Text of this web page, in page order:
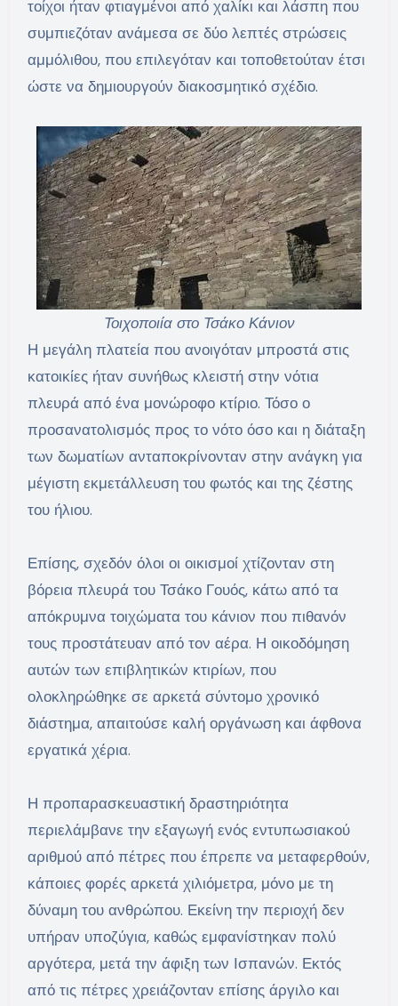
τοίχοι ήταν φτιαγμένοι από χαλίκι και λάσπη που
συμπιεζόταν ανάμεσα σε δύο λεπτές στρώσεις
αμμόλιθου, που επιλεγόταν και τοποθετούταν έτσι
ώστε να δημιουργούν διακοσμητικό σχέδιο.
Τοιχοποιία στο Τσάκο Κάνιον
Η μεγάλη πλατεία που ανοιγόταν μπροστά στις
κατοικίες ήταν συνήθως κλειστή στην νότια
πλευρά από ένα μονώροφο κτίριο. Τόσο ο
προσανατολισμός προς το νότο όσο και η διάταξη
των δωματίων ανταποκρίνονταν στην ανάγκη για
μέγιστη εκμετάλλευση του φωτός και της ζέστης
του ήλιου.
Επίσης, σχεδόν όλοι οι οικισμοί χτίζονταν στη
βόρεια πλευρά του Τσάκο Γουός, κάτω από τα
απόκρυμνα τοιχώματα του κάνιον που πιθανόν
τους προστάτευαν από τον αέρα. Η οικοδόμηση
αυτών των επιβλητικών κτιρίων, που
ολοκληρώθηκε σε αρκετά σύντομο χρονικό
διάστημα, απαιτούσε καλή οργάνωση και άφθονα
εργατικά χέρια.
Η προπαρασκευαστική δραστηριότητα
περιελάμβανε την εξαγωγή ενός εντυπωσιακού
αριθμού από πέτρες που έπρεπε να μεταφερθούν,
κάποιες φορές αρκετά χιλιόμετρα, μόνο με τη
δύναμη του ανθρώπου. Εκείνη την περιοχή δεν
υπήραν υποζύγια, καθώς εμφανίστηκαν πολύ
αργότερα, μετά την άφιξη των Ισπανών. Εκτός
από τις πέτρες χρειάζονταν επίσης άργιλο και